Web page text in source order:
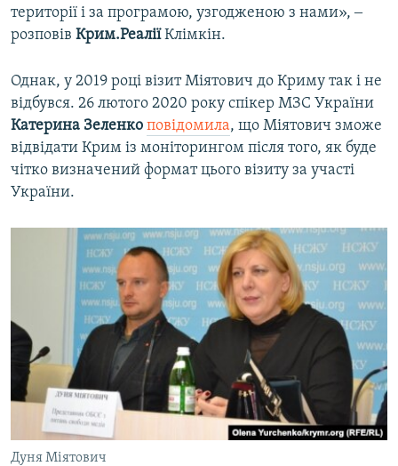
території і за програмою, узгодженою з нами», ‒
розповів Крим.РеаліїКлімкін.
Однак, у 2019 році візит Міятович до Криму так і не
відбувся. 26 лютого 2020 року спікер МЗС України
Катерина Зеленко повідомила, що Міятович зможе
відвідати Крим із моніторингом після того, як буде
чітко визначений формат цього візиту за участі
України.
Дуня Міятович